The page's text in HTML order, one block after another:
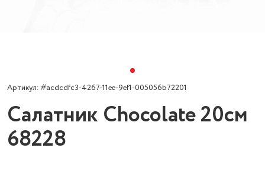
Артикул: #acdcdfc3-4267-11ee-9ef1-005056b72201
Салатник Chocolate 20см
68228